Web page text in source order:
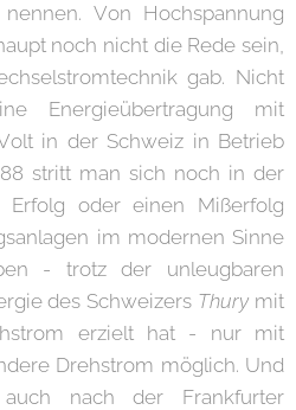
Von Hochspannung
noch nicht die Rede sein,
gab. Nicht
Energieübertragung mit
in der Schweiz in Betrieb
stritt man sich noch in der
oder einen Mißerfolg
im modernen Sinne
- trotz der unleugbaren
des Schweizers Thury mit
erzielt hat - nur mit
Drehstrom möglich. Und
nach der Frankfurter